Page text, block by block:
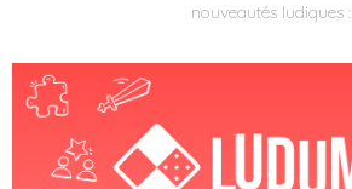
nouveautés ludiques :